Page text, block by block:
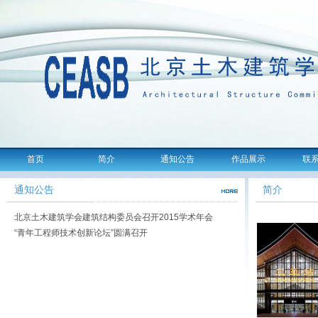
首页 简介 通知公告 作品展示 联
通知公告
北京土木建筑学会建筑结构委员会召开2015学术年会
“青年工程师技术创新论坛”圆满召开
简介